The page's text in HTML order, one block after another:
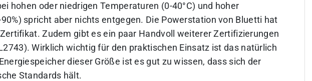
hohen oder niedrigen Temperaturen (0-40°C) und hoher
spricht aber nichts entgegen. Die Powerstation von Bluetti hat
Zudem gibt es ein paar Handvoll weiterer Zertifizierungen
Wirklich wichtig für den praktischen Einsatz ist das natürlich
dieser Größe ist es gut zu wissen, dass sich der
Standards hält.